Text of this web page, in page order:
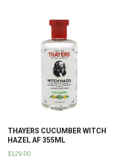
THAYERS CUCUMBER WITCH
HAZEL AF 355ML
$129.00